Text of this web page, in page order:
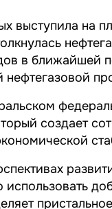
выступила на
в ближайшей
нефтегазовой
создает
использовать